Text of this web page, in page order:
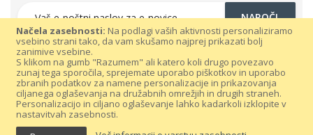
Načela zasebnosti: Na podlagi vaših aktivnosti personaliziramo
vsebino strani tako, da vam skušamo najprej prikazati bolj
zanimive vsebine.
S klikom na gumb "Razumem" ali katero koli drugo povezavo
zunaj tega sporočila, sprejemate uporabo piškotkov in uporabo
zbranih podatkov za namene personalizacije in prikazovanja
ciljanega oglaševanja na družabnih omrežjih in drugih straneh.
Personalizacijo in ciljano oglaševanje lahko kadarkoli izklopite v
nastavitvah zasebnosti.
NAROČI
Vse pravice pridržane 300dpi.com © 2021 | Splošni pogoji poslovanja